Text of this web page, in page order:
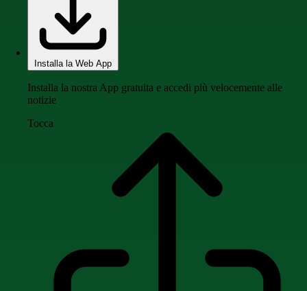
Installa la Web App
Installa la nostra App gratuita e accedi più velocemente alle
notizie
Tocca